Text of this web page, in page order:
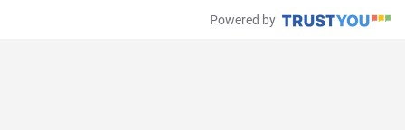
Powered by